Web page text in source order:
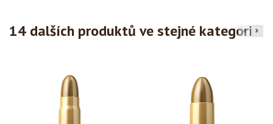
14 dalších produktů ve stejné kategorii: